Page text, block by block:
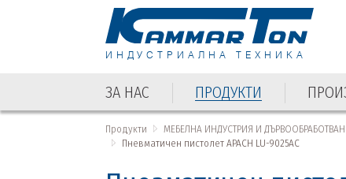
ИНДУСТРИАЛНА ТЕХНИКА
ЗА НАС ПРОДУКТИ
ЗА НАС ПРОДУКТИ
Продукти МЕБЕЛНА ИНДУСТРИЯ И
Пневматичен пистолет APACH LU-9025AC